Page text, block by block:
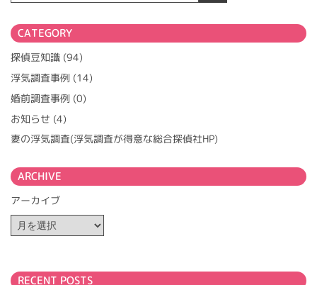
ー
シ
ョ
CATEGORY
探偵豆知識 (94)
浮気調査事例 (14)
婚前調査事例 (0)
お知らせ (4)
妻の浮気調査(浮気調査が得意な総合探偵社HP)
ARCHIVE
アーカイブ
RECENT POSTS